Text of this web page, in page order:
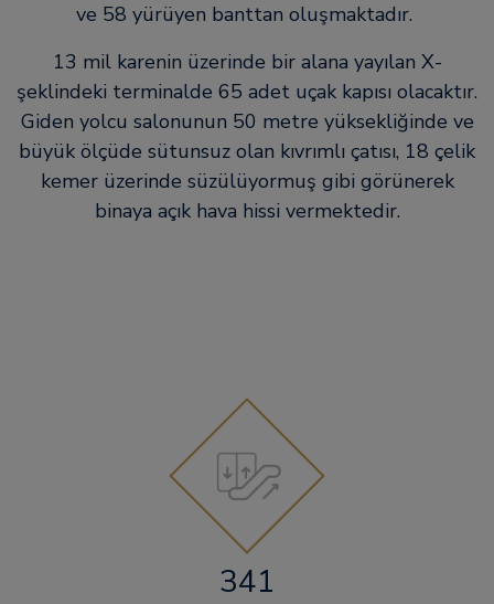
ve 58 yürüyen banttan oluşmaktadır.
13 mil karenin üzerinde bir alana yayılan X-
şeklindeki terminalde 65 adet uçak kapısı olacaktır.
Giden yolcu salonunun 50 metre yüksekliğinde ve
büyük ölçüde sütunsuz olan kıvrımlı çatısı, 18 çelik
kemer üzerinde süzülüyormuş gibi görünerek
binaya açık hava hissi vermektedir.
341